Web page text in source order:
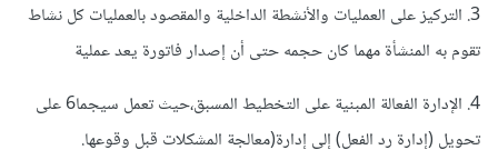
3. التركيز على العمليات والأنشطة الداخلية والمقصود بالعمليات كل نشاط
تقوم به المنشأة مهما كان حجمه حتى أن إصدار فاتورة يعد عملية
4. الإدارة الفعالة المبنية على التخطيط المسبق،حيث تعمل سيجما6 على
تحويل (إدارة رد الفعل) إلى إدارة(معالجة المشكلات قبل وقوعها.